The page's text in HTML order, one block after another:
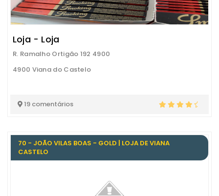
Loja - Loja
R. Ramalho Ortigão 192 4900
4900 Viana do Castelo
19 comentários
70 - JOÃO VILAS BOAS - GOLD | LOJA DE VIANA
CASTELO